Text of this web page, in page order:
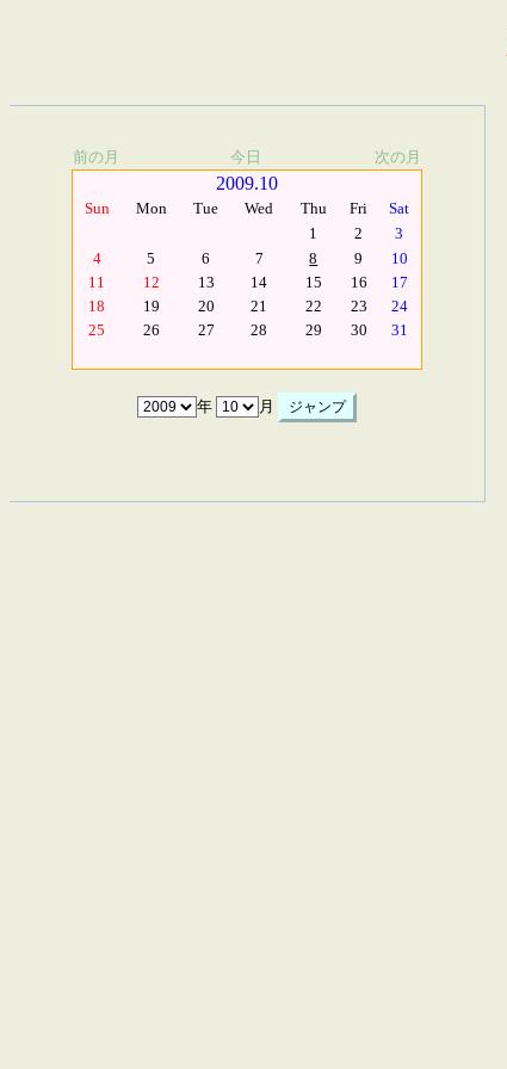
前の月 今日 次の月
2009.10
Sun Mon Tue Wed Thu Fri
Sat
1
2
3
4
5 6 7 8 9
10
11
12 13 14 15 16
17
18
19 20 21 22 23
24
25
26 27 28 29 30 31
年 月